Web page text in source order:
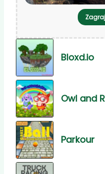
Zagraj
Bloxd.io
Owl and
Parkour